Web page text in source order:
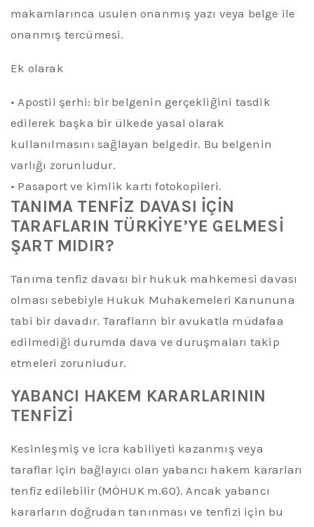
makamlarınca usulen onanmış yazı veya belge ile
onanmış tercümesi.
Ek olarak
• Apostil şerhi: bir belgenin gerçekliğini tasdik
edilerek başka bir ülkede yasal olarak
kullanılmasını sağlayan belgedir. Bu belgenin
varlığı zorunludur.
• Pasaport ve kimlik kartı fotokopileri.
TANIMA TENFİZ DAVASI İÇİN
TARAFLARIN TÜRKİYE’YE GELMESİ
ŞART MIDIR?
Tanıma tenfiz davası bir hukuk mahkemesi davası
olması sebebiyle Hukuk Muhakemeleri Kanununa
tabi bir davadır. Tarafların bir avukatla müdafaa
edilmediği durumda dava ve duruşmaları takip
etmeleri zorunludur.
YABANCI HAKEM KARARLARININ
TENFİZİ
Kesinleşmiş ve icra kabiliyeti kazanmış veya
taraflar için bağlayıcı olan yabancı hakem kararları
tenfiz edilebilir (MÖHUK m.60). Ancak yabancı
kararların doğrudan tanınması ve tenfizi için bu